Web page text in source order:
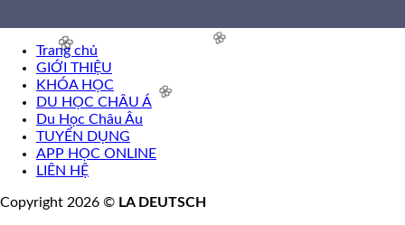
🌸
🌸
Trang chủ
GIỚI THIỆU
KHÓA HỌC
DU HỌC CHÂU Á
Du Học Châu Âu
TUYỂN DỤNG
APP HỌC ONLINE
LIÊN HỆ
Copyright 2026 © LA DEUTSCH